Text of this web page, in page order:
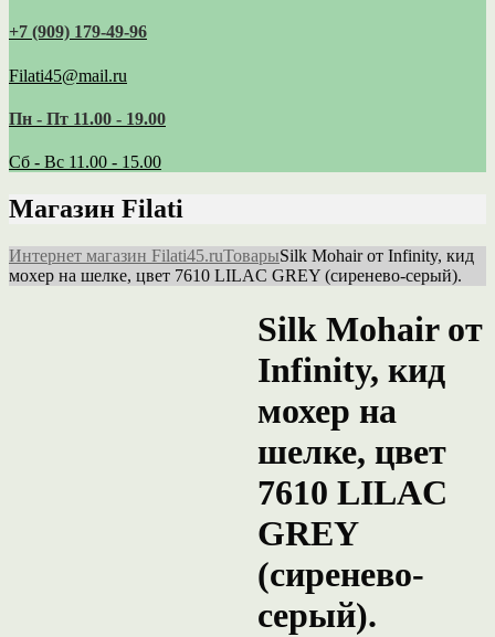
+7 (909) 179‑49-96
Filati45@mail.ru
Пн - Пт 11.00 - 19.00
Сб - Вс 11.00 - 15.00
Магазин Filati
Интернет магазин Filati45.ruТоварыSilk Mohair от Infinity, кид
мохер на шелке, цвет 7610 LILAC GREY (сиренево-серый).
Silk Mohair от
Infinity, кид
мохер на
шелке, цвет
7610 LILAC
GREY
(сиренево-
серый).